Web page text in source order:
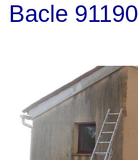
Bacle 91190